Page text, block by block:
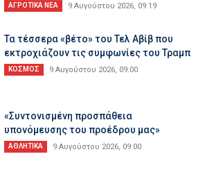
ΑΓΡΟΤΙΚΑ ΝΕΑ 9 Αυγούστου 2026, 09:19
Τα τέσσερα «βέτο» του Τελ Αβίβ που
εκτροχιάζουν τις συμφωνίες του Τραμπ
ΚΟΣΜΟΣ 9 Αυγούστου 2026, 09:00
«Συντονισμένη προσπάθεια
υπονόμευσης του προέδρου μας»
ΑΘΛΗΤΙΚΑ 9 Αυγούστου 2026, 09:00